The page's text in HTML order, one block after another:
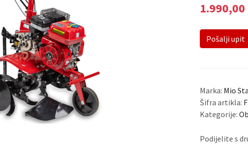
Puhač za listova
1.990,00
Pošalji upit
Marka: Mio
Šifra artikla:
Kategorije:
Podijelite s